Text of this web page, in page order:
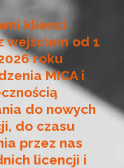
klienci
wejściem od 1
roku
MICA i
do nowych
do czasu
przez nas
licencji i